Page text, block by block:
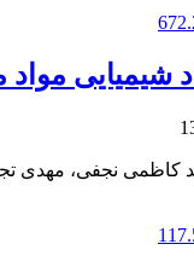
شیمیایی
کاظمی نجفی، مهدی